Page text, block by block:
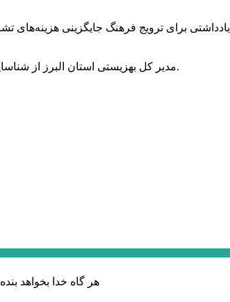
یادداشتی برای ترویج فرهنگ جایگزینی هزینه‌های
مدیر کل بهزیستی استان البرز از شناسایی ۲ هزار و ۴۰۰ کودک دارای اختلالات بینایی در این استان خبر داد.
هر گاه خدا بخواهد